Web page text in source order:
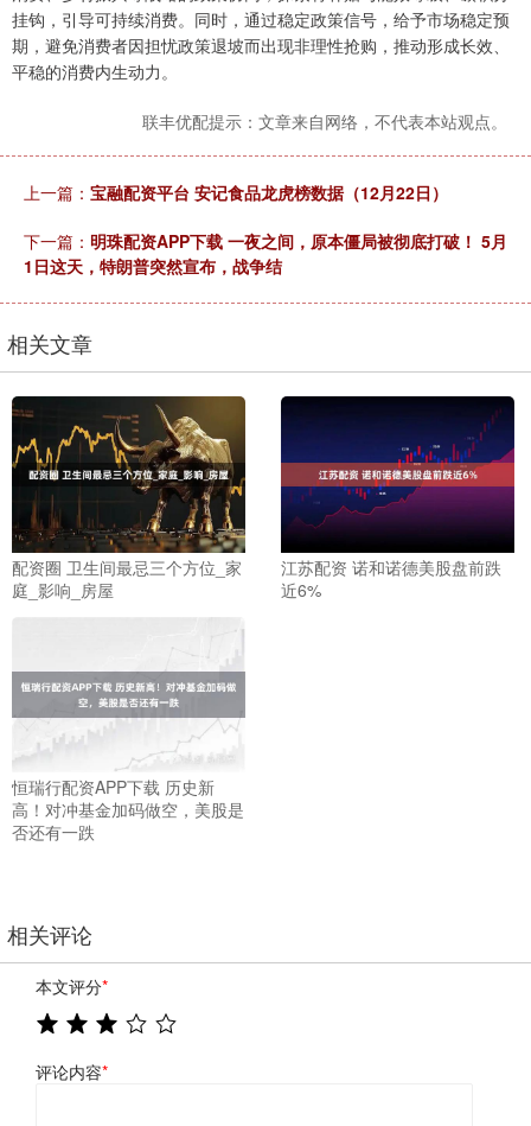
挂钩，引导可持续消费。同时，通过稳定政策信号，给予市场稳定预
期，避免消费者因担忧政策退坡而出现非理性抢购，推动形成长效、
平稳的消费内生动力。
联丰优配提示：文章来自网络，不代表本站观点。
上一篇： 宝融配资平台 安记食品龙虎榜数据（12月22日）
下一篇： 明珠配资APP下载 一夜之间，原本僵局被彻底打破！ 5月
1日这天，特朗普突然宣布，战争结
相关文章
配资圈 卫生间最忌三个方位_家
庭_影响_房屋
江苏配资 诺和诺德美股盘前跌
近6%
恒瑞行配资APP下载 历史新
高！对冲基金加码做空，美股是
否还有一跌
相关评论
本文评分*
评论内容*